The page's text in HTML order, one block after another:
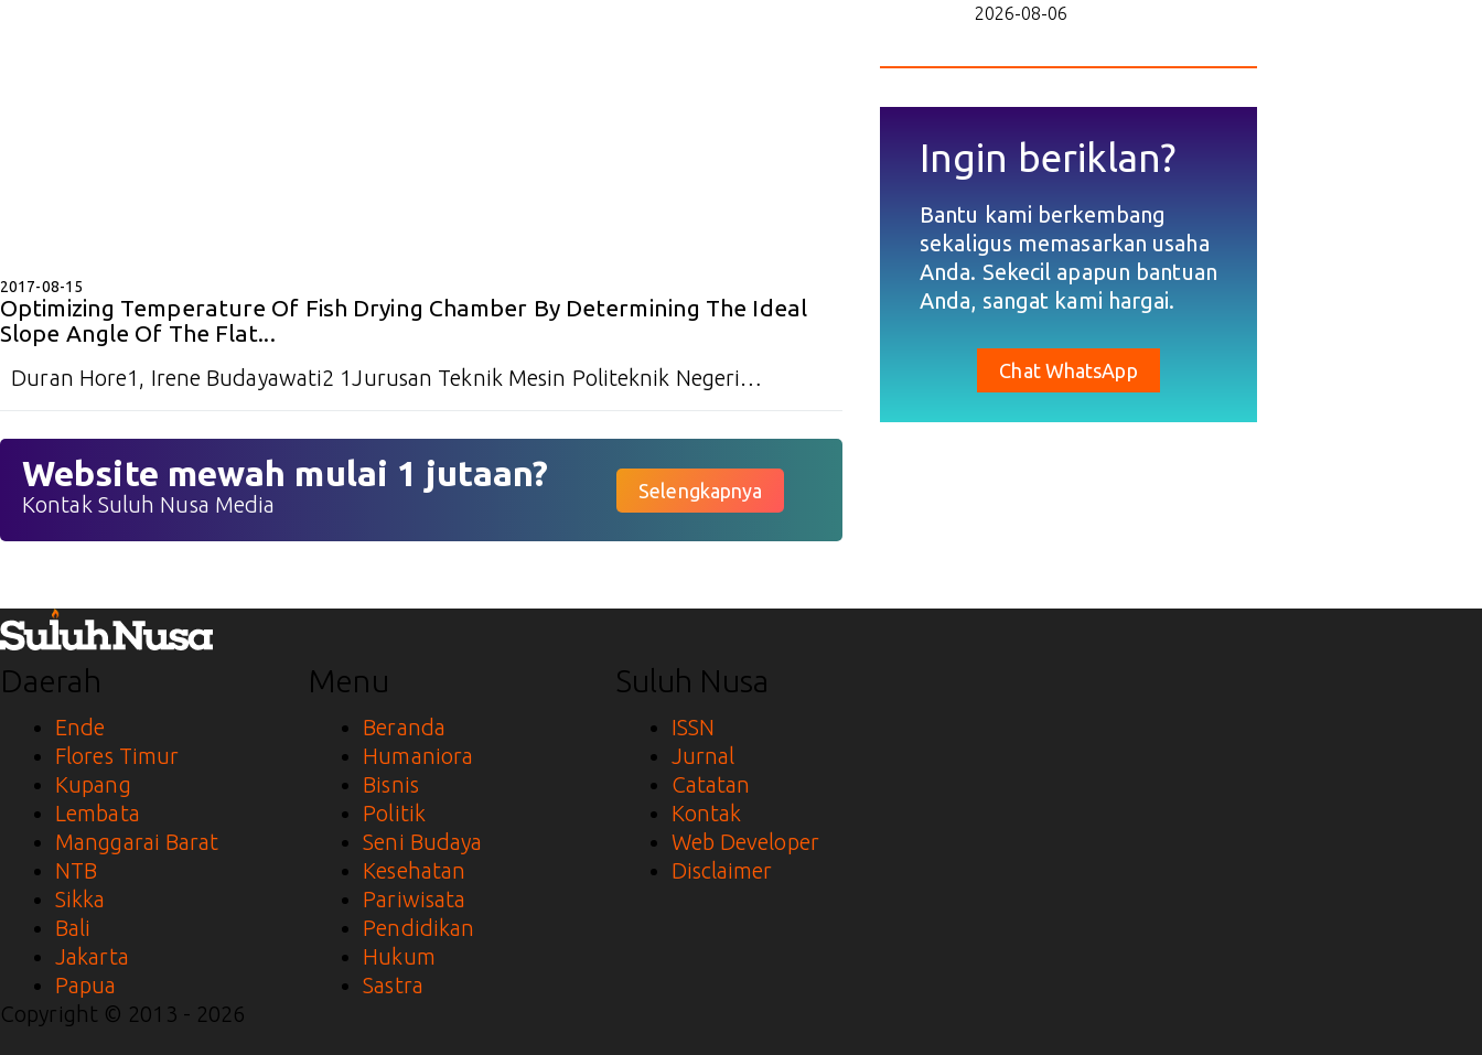
2017-08-15
Optimizing Temperature Of Fish Drying Chamber By Determining The Ideal
Slope Angle Of The Flat...
Duran Hore1, Irene Budayawati2 1Jurusan Teknik Mesin Politeknik Negeri…
Website mewah mulai 1 jutaan?
Kontak Suluh Nusa Media
Selengkapnya
2026-08-06
Ingin beriklan?
Bantu kami berkembang
sekaligus memasarkan usaha
Anda. Sekecil apapun bantuan
Anda, sangat kami hargai.
Chat WhatsApp
Daerah
Ende
Flores Timur
Kupang
Lembata
Manggarai Barat
NTB
Sikka
Bali
Jakarta
Papua
Menu
Beranda
Humaniora
Bisnis
Politik
Seni Budaya
Kesehatan
Pariwisata
Pendidikan
Hukum
Sastra
Suluh Nusa
ISSN
Jurnal
Catatan
Kontak
Web Developer
Disclaimer
Copyright © 2013 - 2026